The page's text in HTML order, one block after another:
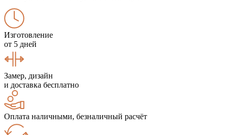
Изготовление
от 5 дней
Замер, дизайн
и доставка бесплатно
Оплата наличными, безналичный расчёт